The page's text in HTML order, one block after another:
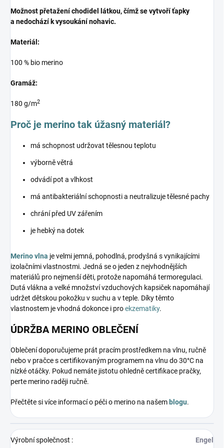
Možnost přetažení chodidel látkou, čímž se vytvoří ťapky
a nedochází k vysoukání nohavic.
Materiál:
100 % bio merino
Gramáž:
180 g/m2
Proč je merino tak úžasný materiál?
má schopnost udržovat tělesnou teplotu
výborně větrá
odvádí pot a vlhkost
má antibakteriální schopnosti a neutralizuje tělesné pachy
chrání před UV zářením
je hebký na dotek
Merino vlna je velmi jemná, pohodlná, prodyšná s vynikajícími
izolačními vlastnostmi. Jedná se o jeden z nejvhodnějších
materiálů pro nejmenší děti, protože napomáhá termoregulaci.
Dutá vlákna a velké množství vzduchových kapsiček napomáhají
udržet dětskou pokožku v suchu a v teple. Díky těmto
vlastnostem je vhodná dokonce i proekzematiky.
ÚDRŽBA MERINO OBLEČENÍ
Oblečení doporučujeme prát pracím prostředkem na vlnu, ručně
nebo v pračce s certifikovaným programem na vlnu do 30°C na
nízké otáčky. Pokud nemáte jistotu ohledně certifikace pračky,
perte merino raději ručně.
Přečtěte si více informací o péči o merino na našem blogu.
Výrobní společnost : Engel